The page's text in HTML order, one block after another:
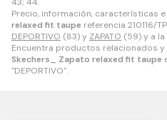
Precio, información, características
relaxed fit taupe referencia 210116/
DEPORTIVO (83) y ZAPATO (59) y a
Encuentra productos relacionados
Skechers_ Zapato relaxed fit taupe
"DEPORTIVO".